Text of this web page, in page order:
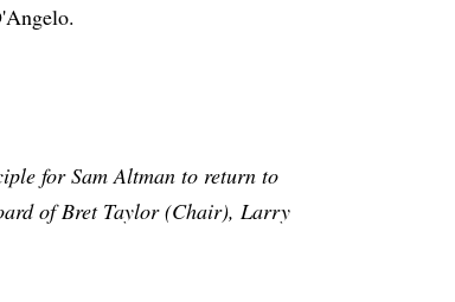
for Sam Altman to return to
of Bret Taylor (Chair), Larry